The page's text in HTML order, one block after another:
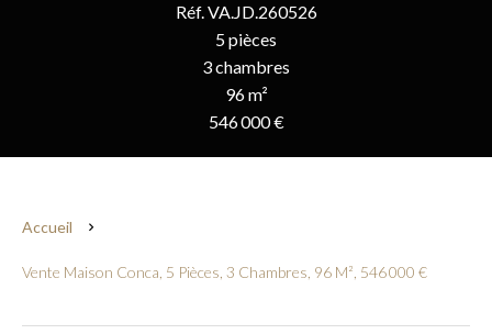
Réf. VA.JD.260526
5 pièces
3 chambres
96 m²
546 000 €
Accueil
Vente Maison Conca, 5 Pièces, 3 Chambres, 96 M², 546 000 €